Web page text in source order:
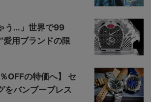
う…」世界で99
愛用ブランドの限
OFFの特価へ】 セ
をバンブーブレス